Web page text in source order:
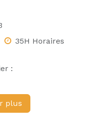
35H Horaires
:
plus